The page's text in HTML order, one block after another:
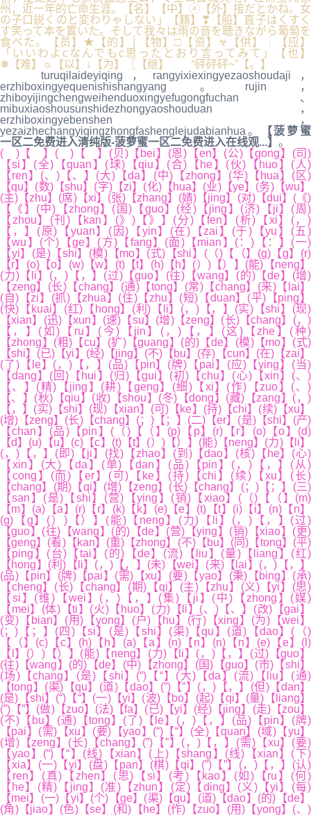
州，近一年的亡命生涯。【名】【中】ⓐ【外】接だとかね。女
の子口説くのと変わりゃしない」【籍】❣【船】直子はくすく
す笑って本を置いた。そして我々は雨の音を聴きながら葡萄を
食べた。【员】★【的】│【物】□【资】☣【供】┆【应】
「いいわよcなんでもc思ったとおり言ってみて」【也】
❅【难】☼【以】↓【为】〖【继】 “砰砰砰~”【。】
turuqilaideyiqing，rangyixiexingyezaoshoudaji，
erzhiboxingyequenishishangyang。rujin，
zhiboyijingchengweihenduoxingyefugongfuchan、
mibuxiaoshousunshidezhongyaoshouduan，
erzhiboxingyebenshen，
yezaizhechangyiqingzhongfashenglejudabianhua。
【菠萝蜜
一区二免费进入清纯版-菠萝蜜一区二免费进入在线观...】 。
( )【 】( )【 】(贝)【bei】(恩)【en】(公)【gong】(司)
【si】(全)【quan】(球)【qiu】(合)【he】(伙)【huo】(人)
【ren】(、)【、】(大)【da】(中)【zhong】(华)【hua】(区)
【qu】(数)【shu】(字)【zi】(化)【hua】(业)【ye】(务)【wu】
(主)【zhu】(席)【xi】(张)【zhang】(婧)【jing】(对)【dui】(《)
【《】(中)【zhong】(国)【guo】(经)【jing】(济)【ji】(周)
【zhou】(刊)【kan】(》)【》】(分)【fen】(析)【xi】(，)
【，】(原)【yuan】(因)【yin】(在)【zai】(于)【yu】(五)
【wu】(个)【ge】(方)【fang】(面)【mian】(：)【：】(一)
【yi】(是)【shi】(模)【mo】(式)【shi】(（)【（】(g)【g】(r)
【r】(o)【o】(w)【w】(t)【t】(h)【h】(）)【）】(能)【neng】
(力)【li】(，)【，】(过)【guo】(往)【wang】(的)【de】(增)
【zeng】(长)【chang】(通)【tong】(常)【chang】(来)【lai】
(自)【zi】(抓)【zhua】(住)【zhu】(短)【duan】(平)【ping】
(快)【kuai】(红)【hong】(利)【li】(，)【，】(实)【shi】(现)
【xian】(迅)【xun】(速)【su】(增)【zeng】(长)【chang】(，)
【，】(如)【ru】(今)【jin】(，)【，】(这)【zhe】(种)
【zhong】(粗)【cu】(犷)【guang】(的)【de】(模)【mo】(式)
【shi】(已)【yi】(经)【jing】(不)【bu】(存)【cun】(在)【zai】
(了)【le】(，)【，】(品)【pin】(牌)【pai】(应)【ying】(当)
【dang】(回)【hui】(归)【gui】(初)【chu】(心)【xin】(、)
【、】(精)【jing】(耕)【geng】(细)【xi】(作)【zuo】(、)
【、】(秋)【qiu】(收)【shou】(冬)【dong】(藏)【zang】(，)
【，】(实)【shi】(现)【xian】(可)【ke】(持)【chi】(续)【xu】
(增)【zeng】(长)【chang】(；)【；】(二)【er】(是)【shi】(产)
【chan】(品)【pin】(（)【（】(p)【p】(r)【r】(o)【o】(d)
【d】(u)【u】(c)【c】(t)【t】(）)【）】(能)【neng】(力)【li】
(，)【，】(即)【ji】(找)【zhao】(到)【dao】(核)【he】(心)
【xin】(大)【da】(单)【dan】(品)【pin】(，)【，】(从)
【cong】(而)【er】(可)【ke】(持)【chi】(续)【xu】(长)
【chang】(期)【qi】(增)【zeng】(长)【chang】(；)【；】(三)
【san】(是)【shi】(营)【ying】(销)【xiao】(（)【（】(m)
【m】(a)【a】(r)【r】(k)【k】(e)【e】(t)【t】(i)【i】(n)【n】
(g)【g】(）)【）】(能)【neng】(力)【li】(，)【，】(过)
【guo】(往)【wang】(的)【de】(营)【ying】(销)【xiao】(更)
【geng】(看)【kan】(重)【zhong】(不)【bu】(同)【tong】(平)
【ping】(台)【tai】(的)【de】(流)【liu】(量)【liang】(红)
【hong】(利)【li】(，)【，】(未)【wei】(来)【lai】(，)【，】
(品)【pin】(牌)【pai】(需)【xu】(要)【yao】(秉)【bing】(承)
【cheng】(长)【chang】(期)【qi】(主)【zhu】(义)【yi】(思)
【si】(维)【wei】(，)【，】(集)【ji】(中)【zhong】(媒)
【mei】(体)【ti】(火)【huo】(力)【li】(、)【、】(改)【gai】
(变)【bian】(用)【yong】(户)【hu】(行)【xing】(为)【wei】
(；)【；】(四)【si】(是)【shi】(渠)【qu】(道)【dao】(（)
【（】(c)【c】(h)【h】(a)【a】(n)【n】(n)【n】(e)【e】(l)
【l】(）)【）】(能)【neng】(力)【li】(，)【，】(过)【guo】
(往)【wang】(的)【de】(中)【zhong】(国)【guo】(市)【shi】
(场)【chang】(是)【shi】(“)【“】(大)【da】(流)【liu】(通)
【tong】(渠)【qu】(道)【dao】(”)【”】(，)【，】(但)【dan】
(是)【shi】(“)【“】(一)【yi】(波)【bo】(起)【qi】(量)【liang】
(”)【”】(做)【zuo】(法)【fa】(已)【yi】(经)【jing】(走)【zou】
(不)【bu】(通)【tong】(了)【le】(，)【，】(品)【pin】(牌)
【pai】(需)【xu】(要)【yao】(“)【“】(全)【quan】(域)【yu】
(增)【zeng】(长)【chang】(”)【”】(，)【，】(需)【xu】(要)
【yao】(“)【“】(线)【xian】(上)【shang】(线)【xian】(下)
【xia】(一)【yi】(盘)【pan】(棋)【qi】(”)【”】(，)【，】(认)
【ren】(真)【zhen】(思)【si】(考)【kao】(如)【ru】(何)
【he】(精)【jing】(准)【zhun】(定)【ding】(义)【yi】(每)
【mei】(一)【yi】(个)【ge】(渠)【qu】(道)【dao】(的)【de】
(角)【jiao】(色)【se】(和)【he】(作)【zuo】(用)【yong】(、)